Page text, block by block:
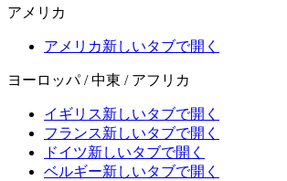
アメリカ
アメリカ新しいタブで開く
ヨーロッパ / 中東 / アフリカ
イギリス新しいタブで開く
フランス新しいタブで開く
ドイツ新しいタブで開く
ベルギー新しいタブで開く